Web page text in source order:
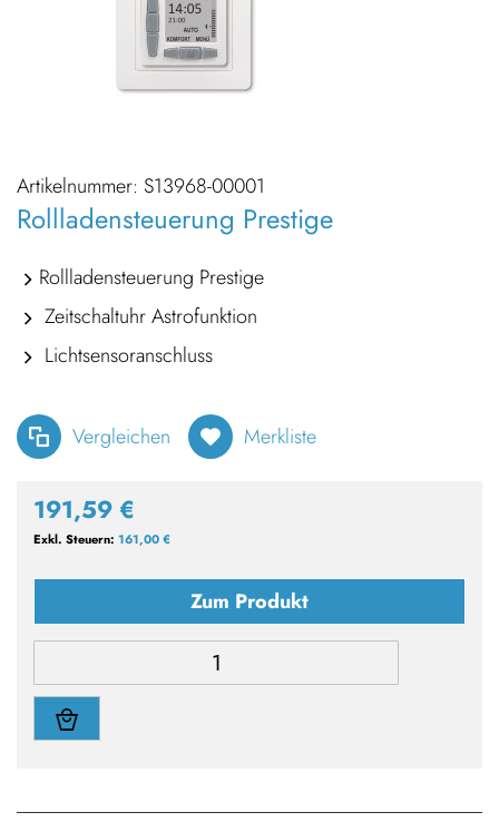
Artikelnummer: S13968-00001
Rollladensteuerung Prestige
Rollladensteuerung Prestige
Zeitschaltuhr Astrofunktion
Lichtsensoranschluss
Vergleichen Merkliste
191,59 €
161,00 €
Zum Produkt